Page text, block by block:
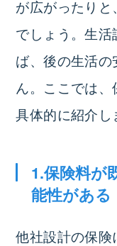
が広がったり
でしょう。生
ば、後の生活
ん。ここでは
具体的に紹介し
1.保険料が
能性がある
他社設計の保